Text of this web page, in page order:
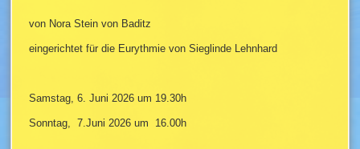
von Nora Stein von Baditz
eingerichtet für die Eurythmie von Sieglinde Lehnhard
Samstag, 6. Juni 2026 um 19.30h
Sonntag, 7.Juni 2026 um 16.00h